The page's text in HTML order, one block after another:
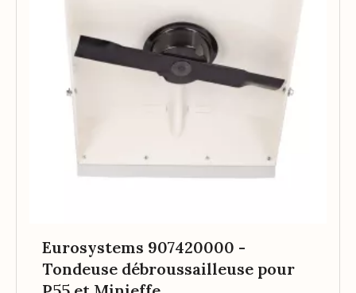
Eurosystems 907420000 -
Tondeuse débroussailleuse pour